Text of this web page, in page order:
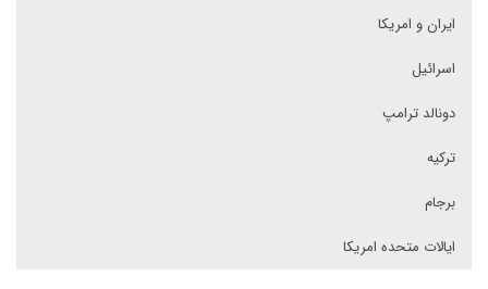
ایران و امریکا
اسرائیل
دونالد ترامپ
ترکیه
برجام
ایالات متحده امریکا